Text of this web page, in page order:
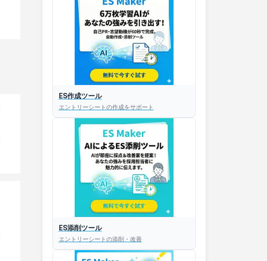
ES作成ツール
エントリーシートの作成をサポート
ES添削ツール
エントリーシートの添削・改善